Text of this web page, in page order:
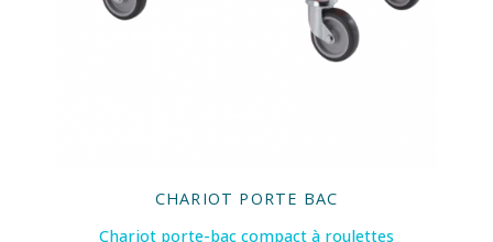
CHARIOT PORTE BAC
Chariot porte-bac compact à roulettes